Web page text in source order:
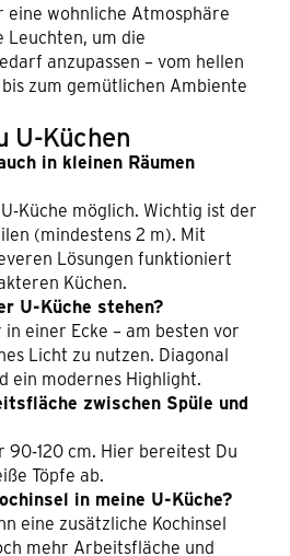
eine wohnliche Atmosphäre
Leuchten, um die
anzupassen – vom hellen
zum gemütlichen Ambiente
U-Küchen
in kleinen Räumen
Küche möglich. Wichtig ist der
(mindestens 2 m). Mit
Lösungen funktioniert
Küchen.
U-Küche stehen?
einer Ecke – am besten vor
Licht zu nutzen. Diagonal
ein modernes Highlight.
zwischen Spüle und
90-120 cm. Hier bereitest Du
Töpfe ab.
in meine U-Küche?
eine zusätzliche Kochinsel
mehr Arbeitsfläche und